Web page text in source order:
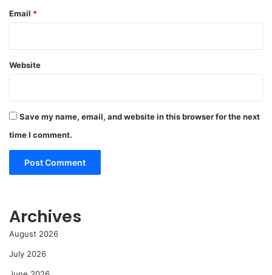
Email *
Website
Save my name, email, and website in this browser for the next
time I comment.
Archives
August 2026
July 2026